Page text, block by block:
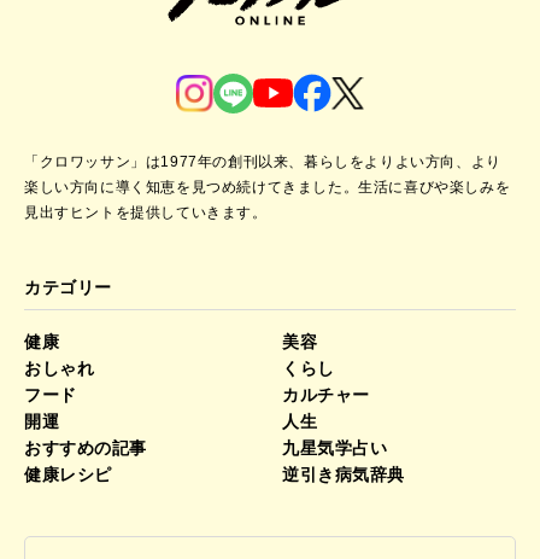
「クロワッサン」は1977年の創刊以来、暮らしをよりよい方向、より
楽しい方向に導く知恵を見つめ続けてきました。生活に喜びや楽しみを
見出すヒントを提供していきます。
カテゴリー
健康
美容
おしゃれ
くらし
フード
カルチャー
開運
人生
おすすめの記事
九星気学占い
健康レシピ
逆引き病気辞典